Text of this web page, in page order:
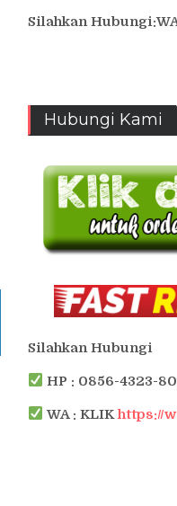
Silahkan
Hubungi Kami
Silahkan Hubungi
HP : 0856-4323-
WA : KLIKhttps://